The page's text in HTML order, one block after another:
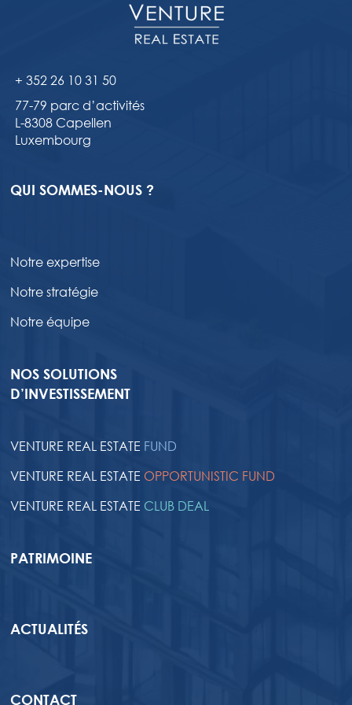
+ 352 26 10 31 50
77-79 parc d’activités
L-8308 Capellen
Luxembourg
QUI SOMMES-NOUS ?
Notre expertise
Notre stratégie
Notre équipe
NOS SOLUTIONS
D’INVESTISSEMENT
VENTURE REAL ESTATE FUND
VENTURE REAL ESTATE OPPORTUNISTIC FUND
VENTURE REAL ESTATE CLUB DEAL
PATRIMOINE
ACTUALITÉS
CONTACT